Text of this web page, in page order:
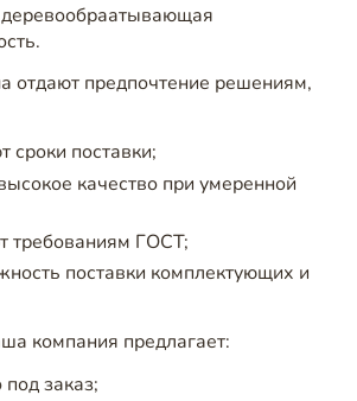
отдают предпочтение решениям,
сроки поставки;
качество при умеренной
требованиям ГОСТ;
поставки комплектующих и
компания предлагает:
под заказ;